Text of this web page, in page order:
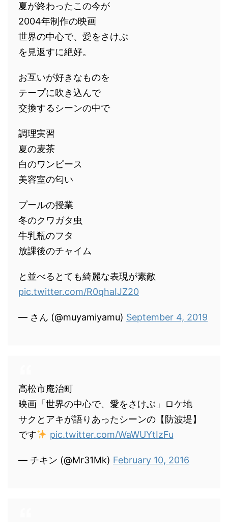
夏が終わったこの今が
2004年制作の映画
世界の中心で、愛をさけぶ
を見返すに絶好。
お互いが好きなものを
テープに吹き込んで
交換するシーンの中で
調理実習
夏の麦茶
白のワンピース
美容室の匂い
プールの授業
冬のクワガタ虫
牛乳瓶のフタ
放課後のチャイム
と並べるとても綺麗な表現が素敵
pic.twitter.com/R0qhaIJZ20
— ‌‌‌‌‌さん (@muyamiyamu) September 4, 2019
高松市庵治町
映画「世界の中心で、愛をさけぶ」ロケ地
サクとアキが語りあったシーンの【防波堤】
です
pic.twitter.com/WaWUYtIzFu
— チキン (@Mr31Mk) February 10, 2016